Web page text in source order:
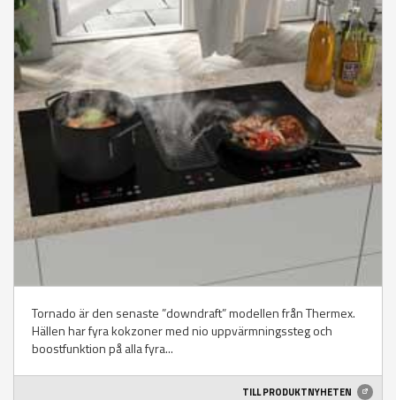
Tornado är den senaste ”downdraft” modellen från Thermex.
Hällen har fyra kokzoner med nio uppvärmningssteg och
boostfunktion på alla fyra...
TILL PRODUKTNYHETEN